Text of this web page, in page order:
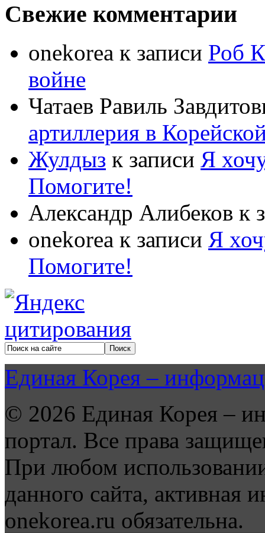
Свежие комментарии
onekorea к записи Роб
войне
Чатаев Равиль
артиллерия в
Жулдыз к записи Я
Помогите!
Александр Алибеков к
onekorea к записи Я
Помогите!
Единая Корея –
© 2026 Единая Корея –
портал. Все права
При любом
данного сайта, активная
onekorea.ru обязательна.